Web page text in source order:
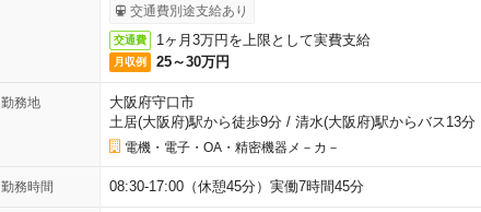
交通費別途支給あり
交通費 1ヶ月3万円を上限として実費支給
月収例 25～30万円
勤務地
大阪府守口市
土居(大阪府)駅から徒歩9分/ 清水(大阪府)駅からバス13分
電機・電子・OA・精密機器メ－カ－
勤務時間 08:30-17:00（休憩45分）実働7時間45分